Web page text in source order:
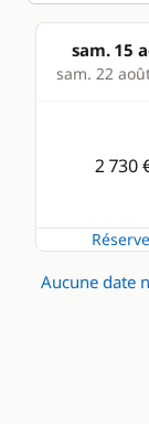
Sondeur
VHF
Congélateur
sam. 15
sam. 22
2 730
Aucune date